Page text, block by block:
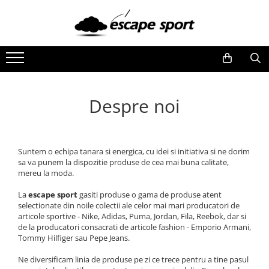
ÎNCĂLȚĂMINTE
GHETE ȘI BOCANCI SPORT
ȘLAPI ȘI PAPUCI SPORT
TRICOURI
PANTALONI SCURȚI
TRENINGURI
HANORACE
PANTALONI
BLUZE
JACHETE ȘI GECI SPORT
VESTE
ÎNCĂLȚĂMINTE
GHETE ȘI BOCANCI SPORT
ȘLAPI ȘI PAPUCI SPORT
TRICOURI
PANTALONI SCURȚI
COLANȚI
ROCHII / FUSTE
HANORACE
TRENINGURI
BLUZE
PANTALONI
ÎNCĂLȚĂMINTE
GHETE ȘI BOCANCI SPORT
ȘLAPI ȘI PAPUCI SPORT
COLANTI
TRICOURI
TRENINGURI
HANORACE
BLUZE
PANTALONI
JACHETE ȘI GECI SPORT
VESTE
RUCSACURI
BORSETE
CIORAPI
LENJERIE
CACIULI
SEPCI
NIKE
Furyosa
PUMA
Rebound
ST Runner
Carina
Karmen
Mayze
Despre noi
Suntem o echipa tanara si energica, cu idei si initiativa si ne dorim
sa va punem la dispozitie produse de cea mai buna calitate,
mereu la moda.
Laescape sportgasiti produse o gama de produse atent
selectionate din noile colectii ale celor mai mari producatori de
articole sportive - Nike, Adidas, Puma, Jordan, Fila, Reebok, dar si
de la producatori consacrati de articole fashion - Emporio Armani,
Tommy Hilfiger sau Pepe Jeans.
Ne diversificam linia de produse pe zi ce trece pentru a tine pasul